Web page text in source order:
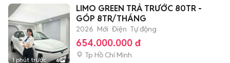
1 phút trước 6
LIMO GREEN TRẢ TRƯỚC 80TR -
GÓP 8TR/THÁNG
2026 Mới Điện Tự động
654.000.000 đ
Tp Hồ Chí Minh